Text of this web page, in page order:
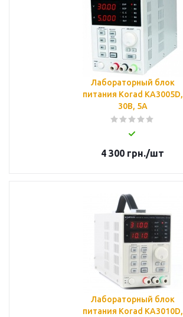
Лабораторный блок
питания Korad KA3005D,
30B, 5A
4 300 грн./шт
Лабораторный блок
питания Korad KA3010D,